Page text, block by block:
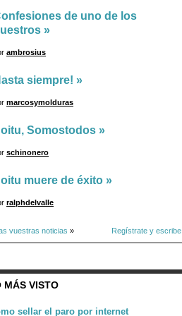
de uno de los
»
ambrosius
siempre! »
marcosymolduras
Somostodos »
schinonero
muere de éxito »
ralphdelvalle
vuestras noticias » Regístrate y escribe
MÁS VISTO
sellar el paro por internet